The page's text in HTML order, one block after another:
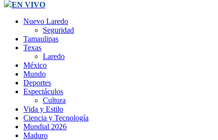
EN VIVO
Nuevo Laredo
Seguridad
Tamaulipas
Texas
Laredo
México
Mundo
Deportes
Espectáculos
Cultura
Vida y Estilo
Ciencia y Tecnología
Mundial 2026
Maduro